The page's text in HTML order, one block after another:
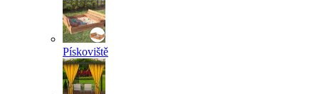
Pískoviště